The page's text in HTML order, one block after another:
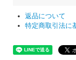
返品について
特定商取引法に